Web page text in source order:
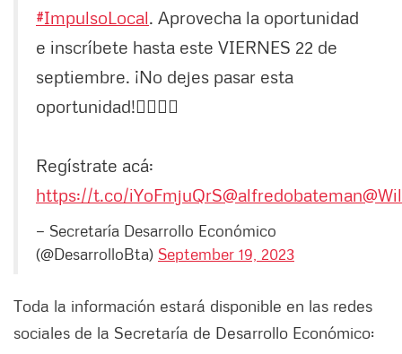
#ImpulsoLocal. Aprovecha la oportunidad
e inscríbete hasta este VIERNES 22 de
septiembre. ¡No dejes pasar esta
oportunidad!🏃‍♀️🏃‍♂️
Regístrate acá:
https://t.co/iYoFmjuQrS@alfredobateman
— Secretaría Desarrollo Económico
(@DesarrolloBta) September 19, 2023
Toda la información estará disponible en las redes
sociales de la Secretaría de Desarrollo Económico: